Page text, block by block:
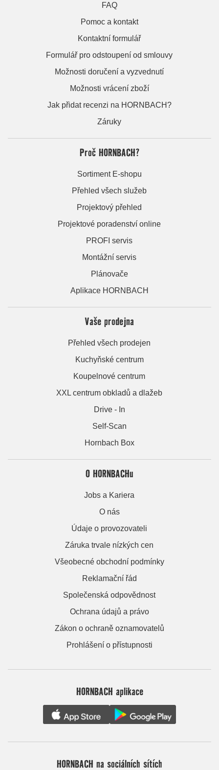
FAQ
Pomoc a kontakt
Kontaktní formulář
Formulář pro odstoupení od smlouvy
Možnosti doručení a vyzvednutí
Možnosti vrácení zboží
Jak přidat recenzi na HORNBACH?
Záruky
Proč HORNBACH?
Sortiment E-shopu
Přehled všech služeb
Projektový přehled
Projektové poradenství online
PROFI servis
Montážní servis
Plánovače
Aplikace HORNBACH
Vaše prodejna
Přehled všech prodejen
Kuchyňské centrum
Koupelnové centrum
XXL centrum obkladů a dlažeb
Drive - In
Self-Scan
Hornbach Box
O HORNBACHu
Jobs a Kariera
O nás
Údaje o provozovateli
Záruka trvale nízkých cen
Všeobecné obchodní podmínky
Reklamační řád
Společenská odpovědnost
Ochrana údajů a právo
Zákon o ochraně oznamovatelů
Prohlášení o přístupnosti
HORNBACH aplikace
HORNBACH na sociálních sítích